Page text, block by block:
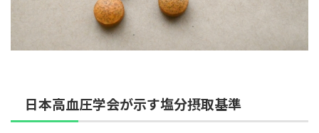
日本高血圧学会が示す塩分摂取基準